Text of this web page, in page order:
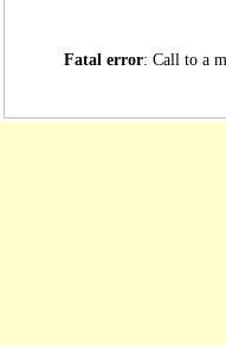
Fatal error: Call to a